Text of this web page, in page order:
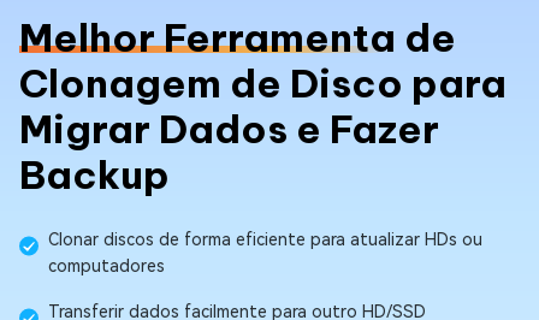
Melhor Ferramenta de
Clonagem de Disco para
Migrar Dados e Fazer
Backup
Clonar discos de forma eficiente para atualizar HDs ou
computadores
Transferir dados facilmente para outro HD/SSD